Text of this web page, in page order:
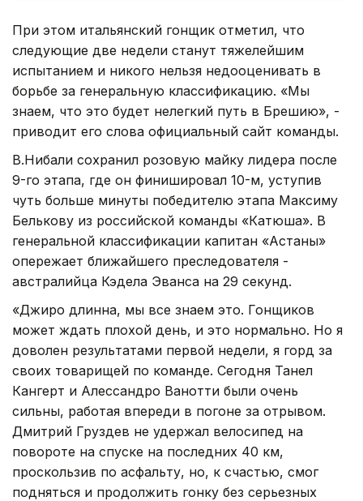
При этом итальянский гонщик отметил, что
следующие две недели станут тяжелейшим
испытанием и никого нельзя недооценивать в
борьбе за генеральную классификацию. «Мы
знаем, что это будет нелегкий путь в Брешию», -
приводит его слова официальный сайт команды.
В.Нибали сохранил розовую майку лидера после
9-го этапа, где он финишировал 10-м, уступив
чуть больше минуты победителю этапа Максиму
Белькову из российской команды «Катюша». В
генеральной классификации капитан «Астаны»
опережает ближайшего преследователя -
австралийца Кэдела Эванса на 29 секунд.
«Джиро длинна, мы все знаем это. Гонщиков
может ждать плохой день, и это нормально. Но я
доволен результатами первой недели, я горд за
своих товарищей по команде. Сегодня Танел
Кангерт и Алессандро Ванотти были очень
сильны, работая впереди в погоне за отрывом.
Дмитрий Груздев не удержал велосипед на
повороте на спуске на последних 40 км,
проскользив по асфальту, но, к счастью, смог
подняться и продолжить гонку без серьезных